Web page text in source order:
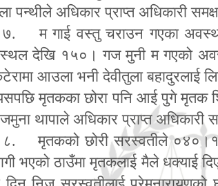
पन्थीले अधिकार प्राप्त अधिकारी
७. म गाई वस्तु चराउन गएका
देखि १५०। गज मुनी म गएको
आउला भनी देवीतुला बहादुरलाई
मृतकका छोरा पनि आई पुगे मृतक
थापाले अधिकार प्राप्त अधिकारी
८. मृतकको छोरी सरस्वतीले
भएको ठाउँमा मृतकलाई मैले धक्याई